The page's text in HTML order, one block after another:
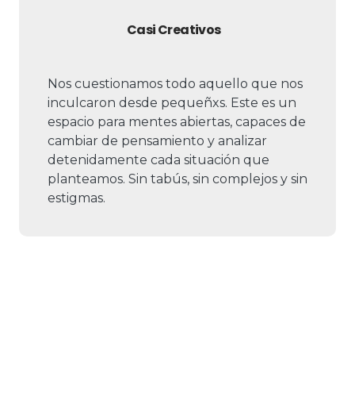
Casi Creativos
Nos cuestionamos todo aquello que nos
inculcaron desde pequeñxs. Este es un
espacio para mentes abiertas, capaces de
cambiar de pensamiento y analizar
detenidamente cada situación que
planteamos. Sin tabús, sin complejos y sin
estigmas.